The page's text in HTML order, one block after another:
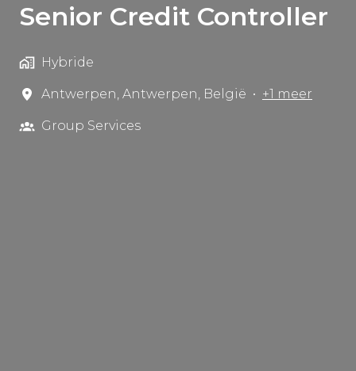
Senior Credit Controller
Hybride
Antwerpen, Antwerpen, België • +1 meer
Group Services